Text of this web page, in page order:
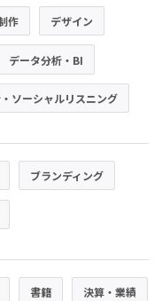
作 デザイン
データ分析・BI
ソーシャルリスニング
ブランディング
書籍 決算・業績